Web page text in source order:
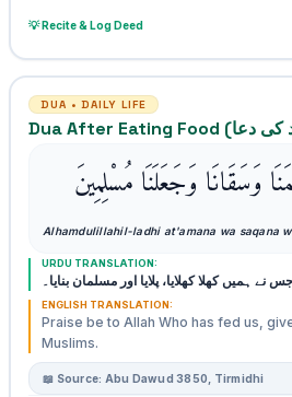
💡 Recite & Log Deed
DUA • DAILY LIFE
وَسَقَانَا وَجَعَلَنَا مُسْلِمِينَ
Alhamdulillahil-ladhi at'amana wa saqana
URDU TRANSLATION:
ہمیں کھلا کھلایا، پلایا اور مسلمان بنایا۔
ENGLISH TRANSLATION:
Praise be to Allah Who has fed us,
Muslims.
📖 Source: Abu Dawud 3850, Tirmidhi